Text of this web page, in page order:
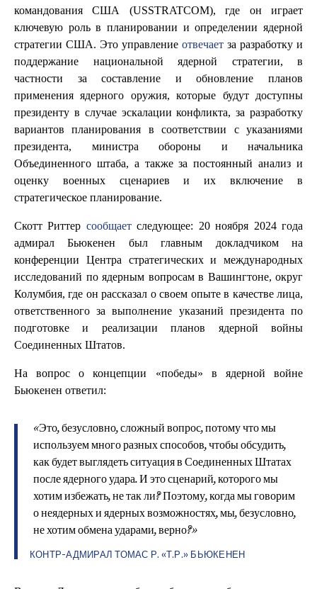
командования США (USSTRATCOM), где он играет
ключевую роль в планировании и определении ядерной
стратегии США. Это управление отвечает за разработку и
поддержание национальной ядерной стратегии, в
частности за составление и обновление планов
применения ядерного оружия, которые будут доступны
президенту в случае эскалации конфликта, за разработку
вариантов планирования в соответствии с указаниями
президента, министра обороны и начальника
Объединенного штаба, а также за постоянный анализ и
оценку военных сценариев и их включение в
стратегическое планирование.
Скотт Риттер сообщаетследующее: 20 ноября 2024 года
адмирал Бьюкенен был главным докладчиком на
конференции Центра стратегических и международных
исследований по ядерным вопросам в Вашингтоне, округ
Колумбия, где он рассказал о своем опыте в качестве лица,
ответственного за выполнение указаний президента по
подготовке и реализации планов ядерной войны
Соединенных Штатов.
На вопрос о концепции «победы» в ядерной войне
Бьюкенен ответил:
«Это, безусловно, сложный вопрос, потому что мы
используем много разных способов, чтобы обсудить,
как будет выглядеть ситуация в Соединенных Штатах
после ядерного удара. И это сценарий, которого мы
хотим избежать, не так ли? Поэтому, когда мы говорим
о неядерных и ядерных возможностях, мы, безусловно,
не хотим обмена ударами, верно?»
КОНТР-АДМИРАЛ ТОМАС Р. «Т.Р.» БЬЮКЕНЕН